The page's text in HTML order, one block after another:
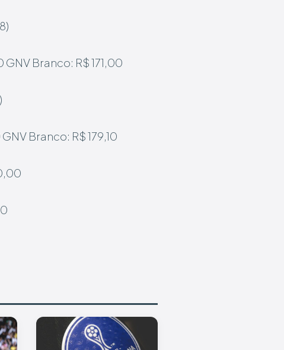
GNV Branco: R$ 171,00
GNV Branco: R$ 179,10